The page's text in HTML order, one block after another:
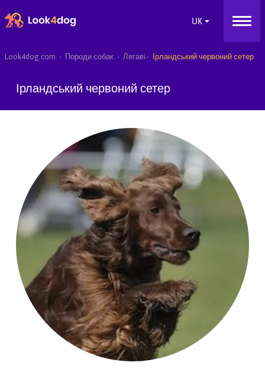
Look4dog.com Породи собак Лягаві Ірландський червоний сетер
Ірландський червоний сетер